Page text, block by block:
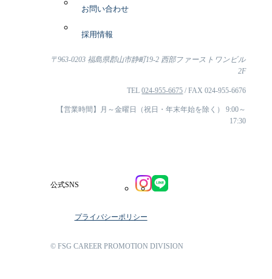
お問い合わせ
採用情報
〒963-0203 福島県郡山市静町19-2 西部ファーストワンビル
2F
TEL024-955-6675 / FAX 024-955-6676
【営業時間】月～金曜日（祝日・年末年始を除く） 9:00～
17:30
公式SNS
プライバシーポリシー
© FSG CAREER PROMOTION DIVISION